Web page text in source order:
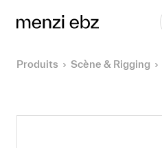
Aller au contenu principal
Produits Scène & Rigging